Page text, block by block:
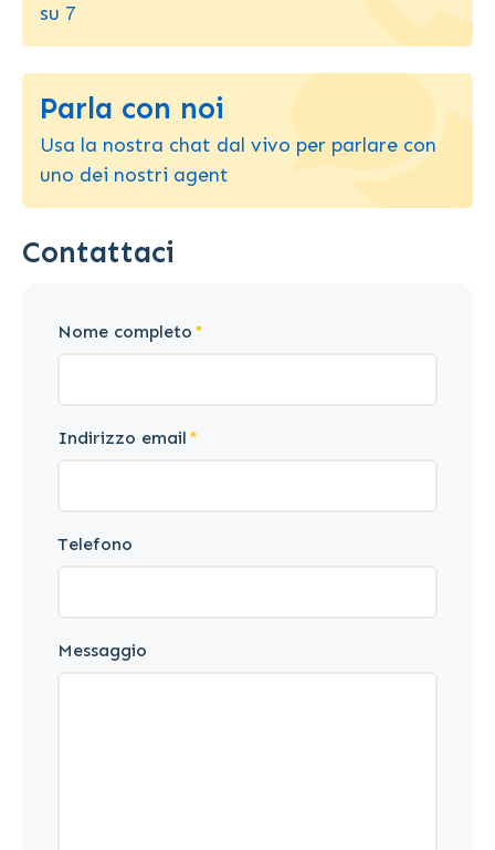
su 7
Parla con noi
Usa la nostra chat dal vivo per parlare con
uno dei nostri agent
Contattaci
Nome completo
Indirizzo email
Telefono
Messaggio